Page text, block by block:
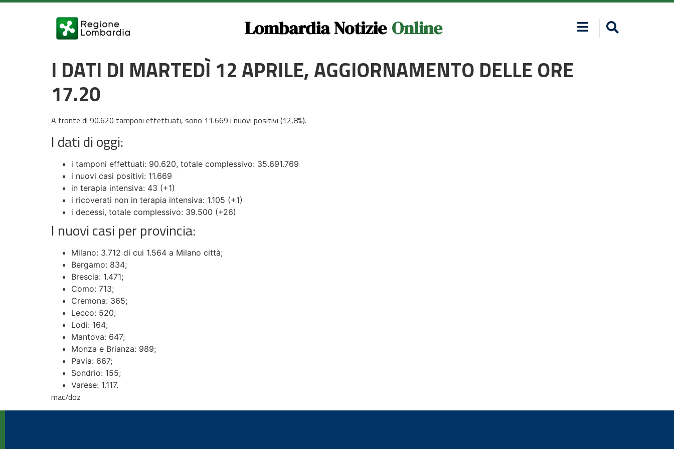
Lombardia Notizie Online
I DATI DI MARTEDÌ 12 APRILE, AGGIORNAMENTO DELLE ORE
17.20
A fronte di 90.620 tamponi effettuati, sono 11.669 i nuovi positivi (12,8%).
I dati di oggi:
i tamponi effettuati: 90.620, totale complessivo: 35.691.769
i nuovi casi positivi: 11.669
in terapia intensiva: 43 (+1)
i ricoverati non in terapia intensiva: 1.105 (+1)
i decessi, totale complessivo: 39.500 (+26)
I nuovi casi per provincia:
Milano: 3.712 di cui 1.564 a Milano città;
Bergamo: 834;
Brescia: 1.471;
Como: 713;
Cremona: 365;
Lecco: 520;
Lodi: 164;
Mantova: 647;
Monza e Brianza: 989;
Pavia: 667;
Sondrio: 155;
Varese: 1.117.
mac/doz